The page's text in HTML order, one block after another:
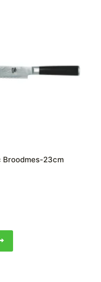
Broodmes-23cm